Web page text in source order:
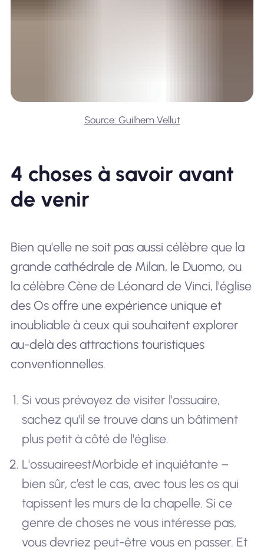
Source: Guilhem Vellut
4 choses à savoir avant
de venir
Bien qu'elle ne soit pas aussi célèbre que la
grande cathédrale de Milan, le Duomo, ou
la célèbre Cène de Léonard de Vinci, l'église
des Os offre une expérience unique et
inoubliable à ceux qui souhaitent explorer
au-delà des attractions touristiques
conventionnelles.
Si vous prévoyez de visiter l'ossuaire,
sachez qu'il se trouve dans un bâtiment
plus petit à côté de l'église.
L'ossuaireestMorbide et inquiétante –
bien sûr, c’est le cas, avec tous les os qui
tapissent les murs de la chapelle. Si ce
genre de choses ne vous intéresse pas,
vous devriez peut-être vous en passer. Et